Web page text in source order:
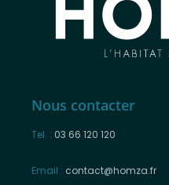
Nous contacter
Tel. : 03 66 120 120
Email : contact@homza.fr